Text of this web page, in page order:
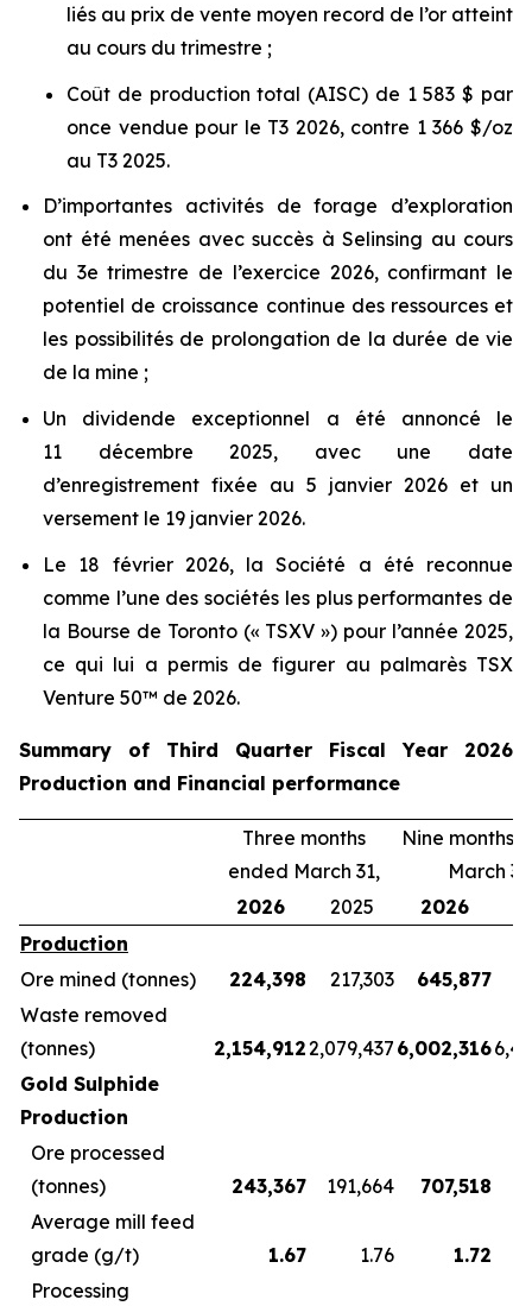
liés au prix de vente moyen record de l’or atteint
au cours du trimestre ;
Coût de production total (AISC) de 1 583 $ par
once vendue pour le T3 2026, contre 1 366 $/oz
au T3 2025.
D’importantes activités de forage d’exploration
ont été menées avec succès à Selinsing au cours
du 3e trimestre de l’exercice 2026, confirmant le
potentiel de croissance continue des ressources et
les possibilités de prolongation de la durée de vie
de la mine ;
Un dividende exceptionnel a été annoncé le
11 décembre 2025, avec une date
d’enregistrement fixée au 5 janvier 2026 et un
versement le 19 janvier 2026.
Le 18 février 2026, la Société a été reconnue
comme l’une des sociétés les plus performantes de
la Bourse de Toronto (« TSXV ») pour l’année 2025,
ce qui lui a permis de figurer au palmarès TSX
Venture 50™ de 2026.
Summary of Third Quarter Fiscal Year 2026
Production and Financial performance
Three months
ended March 31,
Nine months
March
2026
2025 2026
Production
Ore mined (tonnes)
224,398 217,303 645,877
Waste removed
(tonnes)
2,154,9122,079,437 6,002,316
Gold Sulphide
Production
Ore processed
(tonnes)
243,367 191,664 707,518
Average mill feed
grade (g/t)
1.67 1.76
1.72
Processing